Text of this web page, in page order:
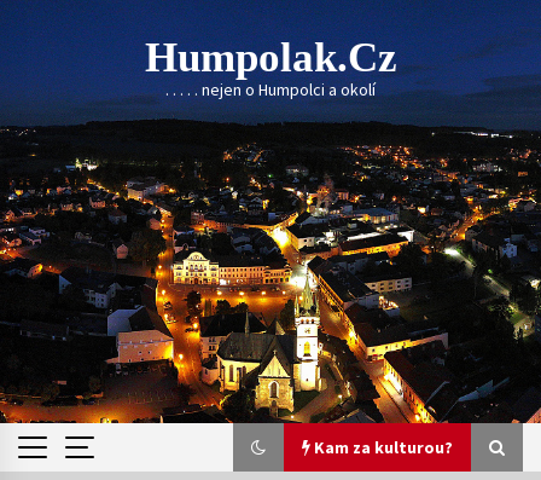
Skip
to
content
Humpolak.cz
. . . . . nejen o Humpolci a okolí
Kam za kulturou?